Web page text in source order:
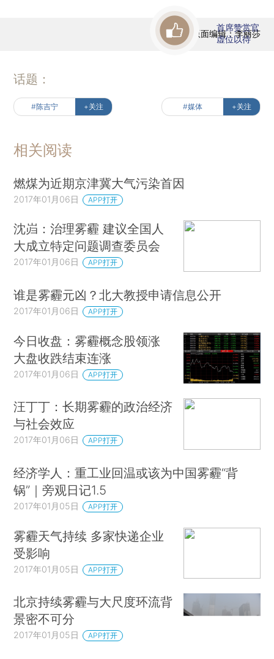
版面编辑：李丽莎
首席赞赏官
虚位以待
话题：
#陈吉宁 +关注 #媒体 +关注
相关阅读
燃煤为近期京津冀大气污染首因
2017年01月06日 APP打开
沈岿：治理雾霾 建议全国人
大成立特定问题调查委员会
2017年01月06日 APP打开
谁是雾霾元凶？北大教授申请信息公开
2017年01月06日 APP打开
今日收盘：雾霾概念股领涨
大盘收跌结束连涨
2017年01月06日 APP打开
汪丁丁：长期雾霾的政治经济
与社会效应
2017年01月06日 APP打开
经济学人：重工业回温或该为中国雾霾“背
锅”｜旁观日记1.5
2017年01月05日 APP打开
雾霾天气持续 多家快递企业
受影响
2017年01月05日 APP打开
北京持续雾霾与大尺度环流背
景密不可分
2017年01月05日 APP打开